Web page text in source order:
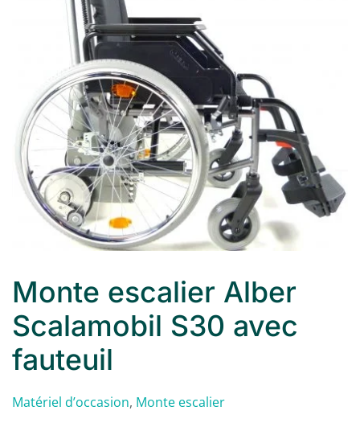
Monte escalier Alber
Scalamobil S30 avec
fauteuil
Matériel d’occasion, Monte escalier